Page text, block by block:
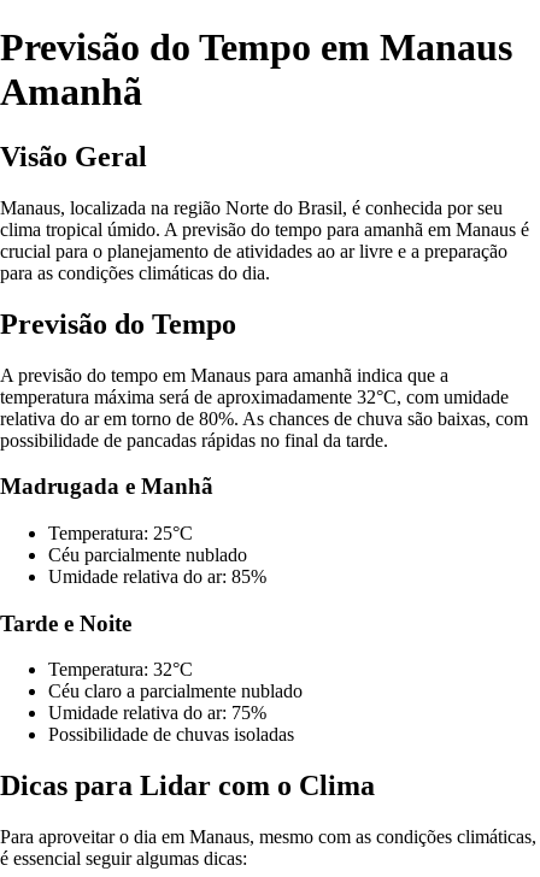
Previsão do Tempo em Manaus
Amanhã
Visão Geral
Manaus, localizada na região Norte do Brasil, é conhecida por seu
clima tropical úmido. A previsão do tempo para amanhã em Manaus é
crucial para o planejamento de atividades ao ar livre e a preparação
para as condições climáticas do dia.
Previsão do Tempo
A previsão do tempo em Manaus para amanhã indica que a
temperatura máxima será de aproximadamente 32°C, com umidade
relativa do ar em torno de 80%. As chances de chuva são baixas, com
possibilidade de pancadas rápidas no final da tarde.
Madrugada e Manhã
Temperatura: 25°C
Céu parcialmente nublado
Umidade relativa do ar: 85%
Tarde e Noite
Temperatura: 32°C
Céu claro a parcialmente nublado
Umidade relativa do ar: 75%
Possibilidade de chuvas isoladas
Dicas para Lidar com o Clima
Para aproveitar o dia em Manaus, mesmo com as condições climáticas,
é essencial seguir algumas dicas: